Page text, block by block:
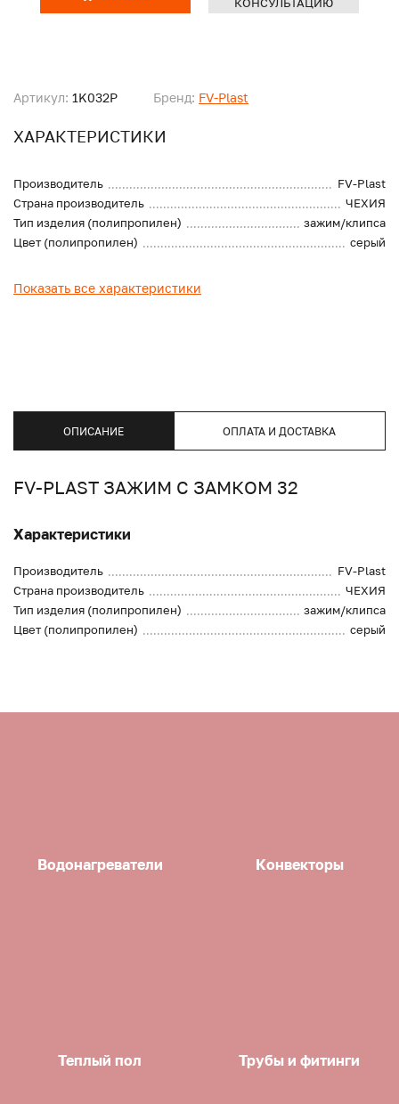
Артикул: 1K032P Бренд: FV-Plast
ХАРАКТЕРИСТИКИ
Производитель
FV-Plast
Страна производитель
ЧЕХИЯ
Тип изделия (полипропилен)
зажим/клипса
Цвет (полипропилен)
серый
Показать все характеристики
КОНСУЛЬТАЦИЮ
ОПИСАНИЕ ОПЛАТА И ДОСТАВКА
FV-PLAST ЗАЖИМ С ЗАМКОМ 32
Характеристики
Производитель
FV-Plast
Страна производитель
ЧЕХИЯ
Тип изделия (полипропилен)
зажим/клипса
Цвет (полипропилен)
серый
Водонагреватели Конвекторы
Теплый пол Трубы и фитинги